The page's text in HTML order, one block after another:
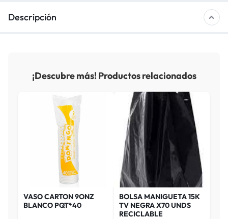
Descripción
¡Descubre más! Productos relacionados
VASO CARTON 9ONZ
BLANCO PQT*40
BOLSA MANIGUETA 15K
TV NEGRA X70 UNDS
RECICLABLE